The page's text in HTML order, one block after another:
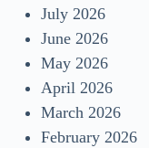
July 2026
June 2026
May 2026
April 2026
March 2026
February 2026